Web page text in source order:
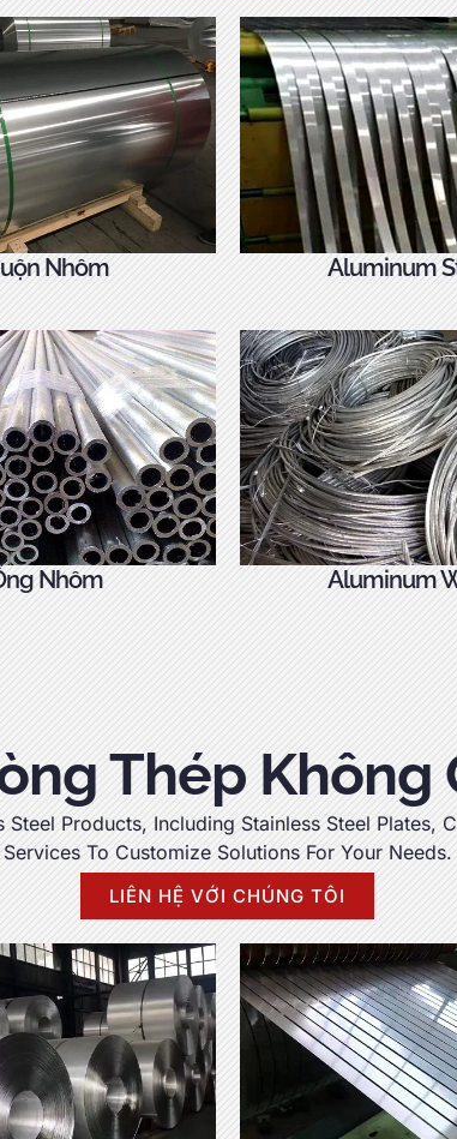
Nhôm Aluminum
Nhôm Aluminum
Thép Không
Steel Products, Including Stainless Steel Plates,
Services To Customize Solutions For Your Needs.
LIÊN HỆ VỚI CHÚNG TÔI